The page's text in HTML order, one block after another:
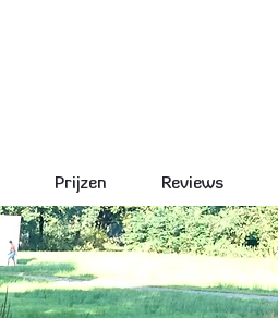
Prijzen Reviews